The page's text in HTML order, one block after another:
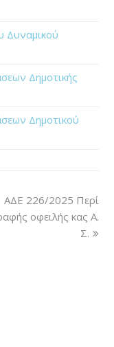
Δυναμικού
Δημοτικής
Δημοτικού
ΑΔΕ 226/2025 Περί
οφειλής κας Α.
Σ.